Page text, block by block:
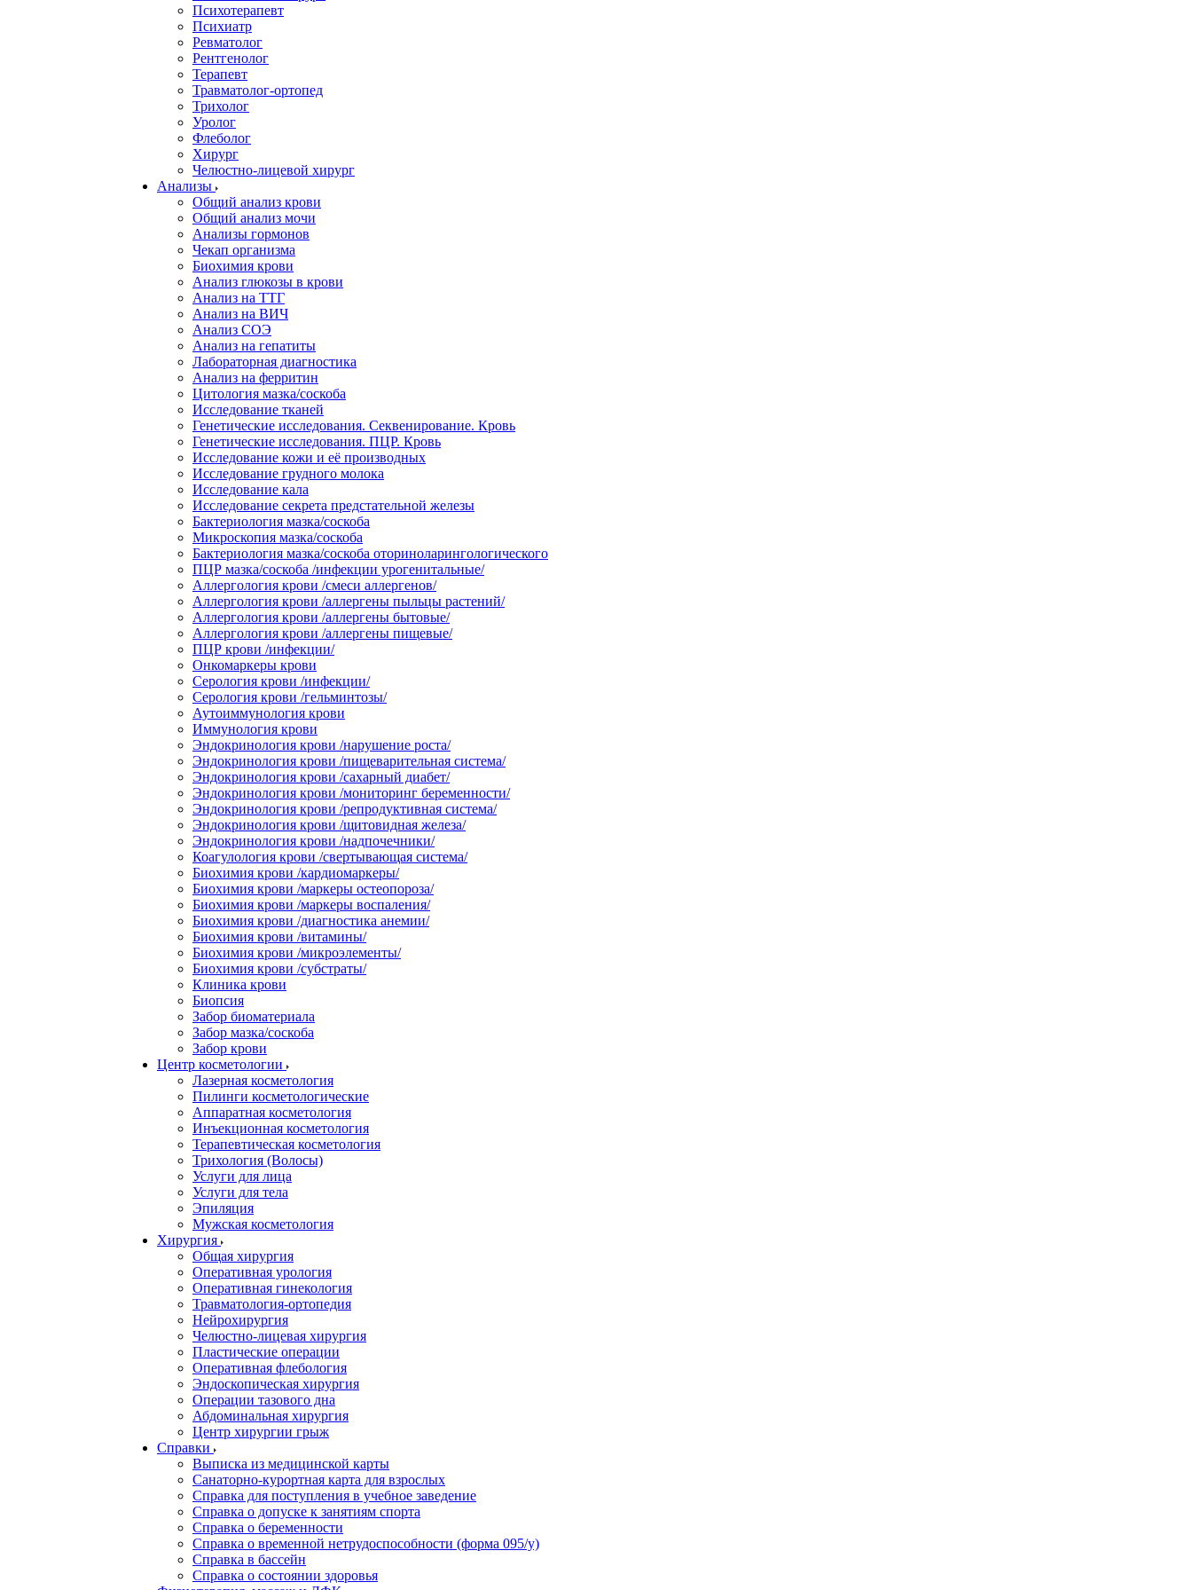
Психотерапевт
Психиатр
Ревматолог
Рентгенолог
Терапевт
Травматолог-ортопед
Трихолог
Уролог
Флеболог
Хирург
Челюстно-лицевой хирург
Анализы
Общий анализ крови
Общий анализ мочи
Анализы гормонов
Чекап организма
Биохимия крови
Анализ глюкозы в крови
Анализ на ТТГ
Анализ на ВИЧ
Анализ СОЭ
Анализ на гепатиты
Лабораторная диагностика
Анализ на ферритин
Цитология мазка/соскоба
Исследование тканей
Генетические исследования. Секвенирование. Кровь
Генетические исследования. ПЦР. Кровь
Исследование кожи и её производных
Исследование грудного молока
Исследование кала
Исследование секрета предстательной железы
Бактериология мазка/соскоба
Микроскопия мазка/соскоба
Бактериология мазка/соскоба оториноларингологического
ПЦР мазка/соскоба /инфекции урогенитальные/
Аллергология крови /смеси аллергенов/
Аллергология крови /аллергены пыльцы растений/
Аллергология крови /аллергены бытовые/
Аллергология крови /аллергены пищевые/
ПЦР крови /инфекции/
Онкомаркеры крови
Серология крови /инфекции/
Серология крови /гельминтозы/
Аутоиммунология крови
Иммунология крови
Эндокринология крови /нарушение роста/
Эндокринология крови /пищеварительная система/
Эндокринология крови /сахарный диабет/
Эндокринология крови /мониторинг беременности/
Эндокринология крови /репродуктивная система/
Эндокринология крови /щитовидная железа/
Эндокринология крови /надпочечники/
Коагулология крови /свертывающая система/
Биохимия крови /кардиомаркеры/
Биохимия крови /маркеры остеопороза/
Биохимия крови /маркеры воспаления/
Биохимия крови /диагностика анемии/
Биохимия крови /витамины/
Биохимия крови /микроэлементы/
Биохимия крови /субстраты/
Клиника крови
Биопсия
Забор биоматериала
Забор мазка/соскоба
Забор крови
Центр косметологии
Лазерная косметология
Пилинги косметологические
Аппаратная косметология
Инъекционная косметология
Терапевтическая косметология
Трихология (Волосы)
Услуги для лица
Услуги для тела
Эпиляция
Мужская косметология
Хирургия
Общая хирургия
Оперативная урология
Оперативная гинекология
Травматология-ортопедия
Нейрохирургия
Челюстно-лицевая хирургия
Пластические операции
Оперативная флебология
Эндоскопическая хирургия
Операции тазового дна
Абдоминальная хирургия
Центр хирургии грыж
Справки
Выписка из медицинской карты
Санаторно-курортная карта для взрослых
Справка для поступления в учебное заведение
Справка о допуске к занятиям спорта
Справка о беременности
Справка о временной нетрудоспособности (форма 095/у)
Справка в бассейн
Справка о состоянии здоровья